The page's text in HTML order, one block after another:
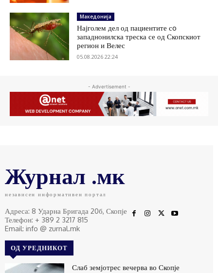
Македонија
Најголем дел од пациентите сo
западнонилска треска се од Скопскиот
регион и Велес
05.08.2026 22:24
- Advertisement -
Журнал .мк
независен информативен портал
Адреса: 8 Ударна Бригада 20б, Скопје
Телефон: + 389 2 3217 815
Email: info @ zurnal.mk
ОД УРЕДНИКОТ
Слаб земјотрес вечерва во Скопје